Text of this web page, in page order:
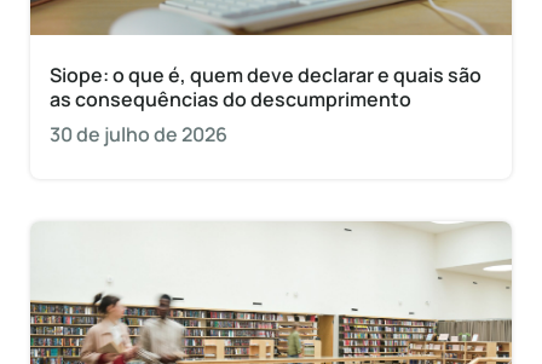
Siope: o que é, quem deve declarar e quais são
as consequências do descumprimento
30 de julho de 2026